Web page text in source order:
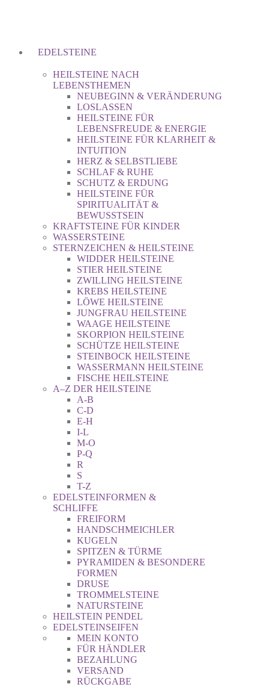
EDELSTEINE
HEILSTEINE NACH
LEBENSTHEMEN
NEUBEGINN & VERÄNDERUNG
LOSLASSEN
HEILSTEINE FÜR
LEBENSFREUDE & ENERGIE
HEILSTEINE FÜR KLARHEIT &
INTUITION
HERZ & SELBSTLIEBE
SCHLAF & RUHE
SCHUTZ & ERDUNG
HEILSTEINE FÜR
SPIRITUALITÄT &
BEWUSSTSEIN
KRAFTSTEINE FÜR KINDER
WASSERSTEINE
STERNZEICHEN & HEILSTEINE
WIDDER HEILSTEINE
STIER HEILSTEINE
ZWILLING HEILSTEINE
KREBS HEILSTEINE
LÖWE HEILSTEINE
JUNGFRAU HEILSTEINE
WAAGE HEILSTEINE
SKORPION HEILSTEINE
SCHÜTZE HEILSTEINE
STEINBOCK HEILSTEINE
WASSERMANN HEILSTEINE
FISCHE HEILSTEINE
A–Z DER HEILSTEINE
A-B
C-D
E-H
I-L
M-O
P-Q
R
S
T-Z
EDELSTEINFORMEN &
SCHLIFFE
FREIFORM
HANDSCHMEICHLER
KUGELN
SPITZEN & TÜRME
PYRAMIDEN & BESONDERE
FORMEN
DRUSE
TROMMELSTEINE
NATURSTEINE
HEILSTEIN PENDEL
EDELSTEINSEIFEN
MEIN KONTO
FÜR HÄNDLER
BEZAHLUNG
VERSAND
RÜCKGABE